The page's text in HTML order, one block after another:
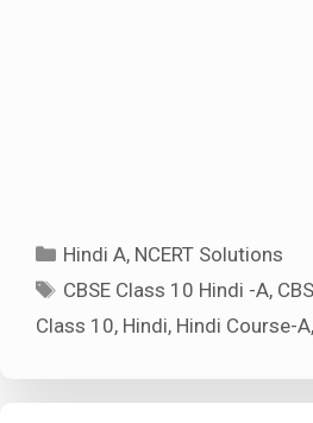
Categories
Hindi A, NCERT Solutions
Tags
CBSE Class 10 Hindi -A,
Class 10, Hindi, Hindi Course-A,